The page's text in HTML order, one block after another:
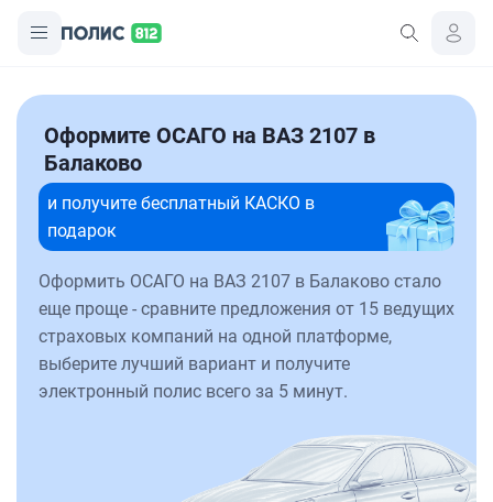
Оформите ОСАГО на ВАЗ 2107 в
Балаково
и получите бесплатный КАСКО в
подарок
Оформить ОСАГО на ВАЗ 2107 в Балаково стало
еще проще - сравните предложения от 15 ведущих
страховых компаний на одной платформе,
выберите лучший вариант и получите
электронный полис всего за 5 минут.